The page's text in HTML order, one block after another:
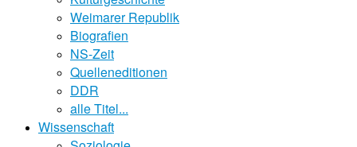
Weimarer Republik
Biografien
NS-Zeit
Quelleneditionen
DDR
alle Titel...
Wissenschaft